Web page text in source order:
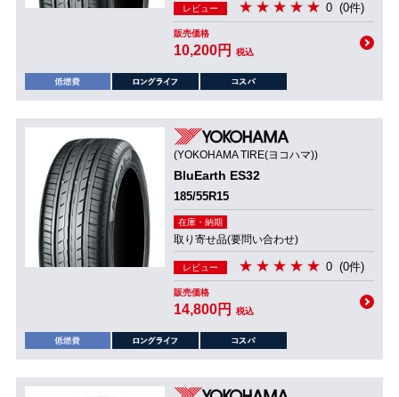
レビュー 0 (0件)
販売価格
10,200円 税込
(YOKOHAMA TIRE(ヨコハマ))
BluEarth ES32
185/55R15
在庫・納期
取り寄せ品(要問い合わせ)
レビュー 0 (0件)
販売価格
14,800円 税込